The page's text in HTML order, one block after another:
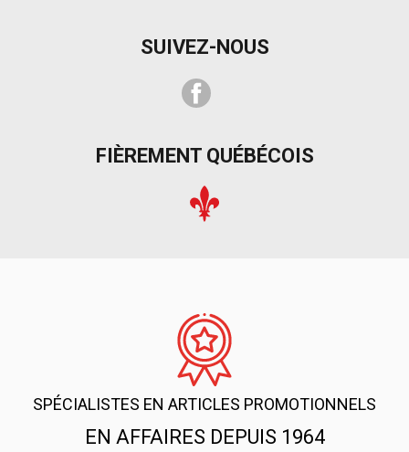
SUIVEZ-NOUS
Facebook
FIÈREMENT QUÉBÉCOIS
SPÉCIALISTES EN ARTICLES PROMOTIONNELS
EN AFFAIRES DEPUIS 1964